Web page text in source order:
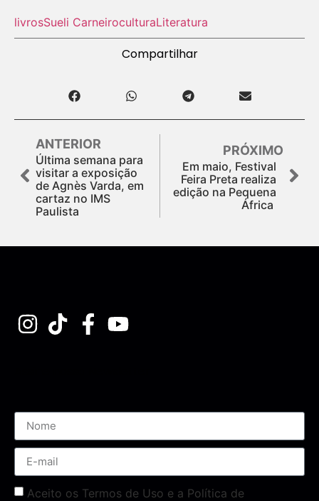
livrosSueli CarneiroculturaLiteratura
Compartilhar
ANTERIOR
Última semana para
visitar a exposição
de Agnès Varda, em
cartaz no IMS
Paulista
PRÓXIMO
Em maio, Festival
Feira Preta realiza
edição na Pequena
África
Aceito os Termos de Uso e a Política de